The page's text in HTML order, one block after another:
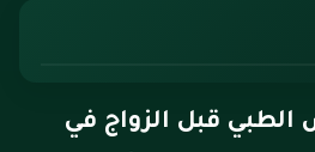
الطبي قبل الزواج في